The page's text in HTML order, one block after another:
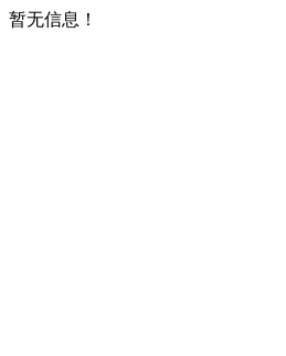
暂无信息！